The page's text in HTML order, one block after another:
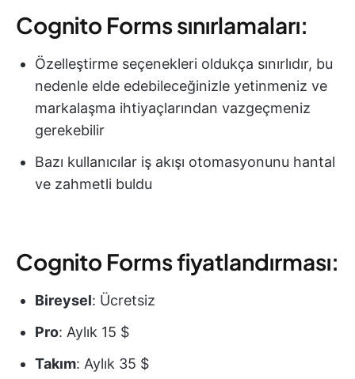
Cognito Forms sınırlamaları:
Özelleştirme seçenekleri oldukça sınırlıdır, bu
nedenle elde edebileceğinizle yetinmeniz ve
markalaşma ihtiyaçlarından vazgeçmeniz
gerekebilir
Bazı kullanıcılar iş akışı otomasyonunu hantal
ve zahmetli buldu
Cognito Forms fiyatlandırması:
Bireysel: Ücretsiz
Pro: Aylık 15 $
Takım: Aylık 35 $